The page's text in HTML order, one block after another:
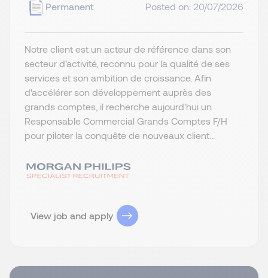
Permanent
Posted on: 20/07/2026
Notre client est un acteur de référence dans son
secteur d'activité, reconnu pour la qualité de ses
services et son ambition de croissance. Afin
d'accélérer son développement auprès des
grands comptes, il recherche aujourd'hui un
Responsable Commercial Grands Comptes F/H
pour piloter la conquête de nouveaux client...
View job and apply